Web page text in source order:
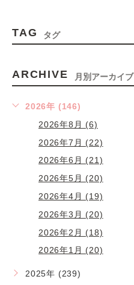
TAG タグ
ARCHIVE 月別アーカイブ
2026年 (146)
2026年8月 (6)
2026年7月 (22)
2026年6月 (21)
2026年5月 (20)
2026年4月 (19)
2026年3月 (20)
2026年2月 (18)
2026年1月 (20)
2025年 (239)